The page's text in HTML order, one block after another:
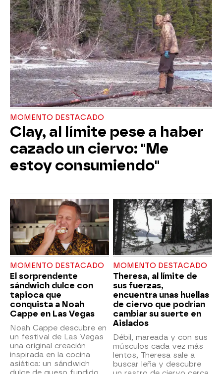
MOMENTO DESTACADO
Clay, al límite pese a haber
cazado un ciervo: "Me
estoy consumiendo"
MOMENTO DESTACADO
El sorprendente
sándwich dulce con
tapioca que
conquista a Noah
Cappe en Las Vegas
Noah Cappe descubre en
un festival de Las Vegas
una original creación
inspirada en la cocina
asiática: un sándwich
MOMENTO DESTACADO
Theresa, al límite de
sus fuerzas,
encuentra unas huellas
de ciervo que podrían
cambiar su suerte en
Aislados
Débil, mareada y con sus
músculos cada vez más
lentos, Theresa sale a
buscar leña y descubre